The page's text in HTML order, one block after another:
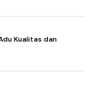
Kualitas dan